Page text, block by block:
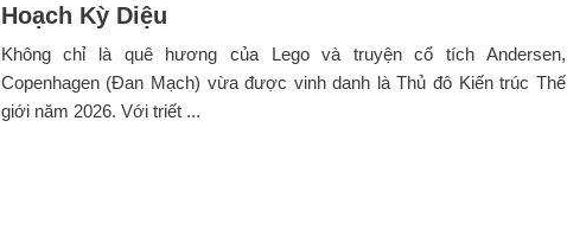
Hoạch Kỳ Diệu
Không chỉ là quê hương của Lego và truyện cổ tích Andersen,
Copenhagen (Đan Mạch) vừa được vinh danh là Thủ đô Kiến trúc Thế
giới năm 2026. Với triết ...